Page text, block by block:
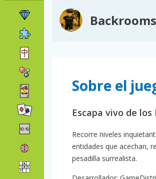
Backrooms
Sobre el
Escapa vivo de los
Recorre niveles
entidades que acechan,
pesadilla surrealista.